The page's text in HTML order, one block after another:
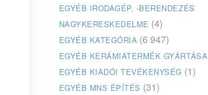
EGYÉB IRODAGÉP, -BERENDEZÉS
NAGYKERESKEDELME (4)
EGYÉB KATEGÓRIA (6 947)
EGYÉB KERÁMIATERMÉK GYÁRTÁSA
EGYÉB KIADÓI TEVÉKENYSÉG (1)
EGYÉB MNS ÉPÍTÉS (31)